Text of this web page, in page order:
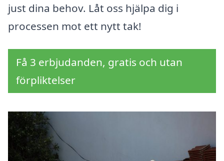
just dina behov. Låt oss hjälpa dig i
processen mot ett nytt tak!
Få 3 erbjudanden, gratis och utan
förpliktelser